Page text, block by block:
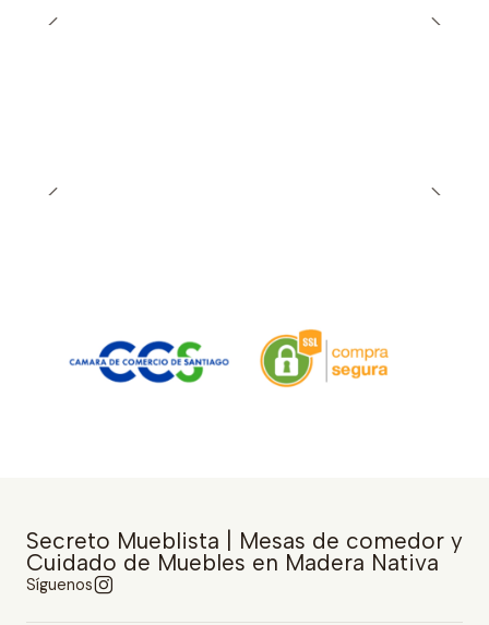
Secreto Mueblista | Mesas de comedor y
Cuidado de Muebles en Madera Nativa
Síguenos